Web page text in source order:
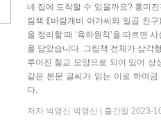
네 집에 도착할 수 있을까요? 흥미
림책 ⟪바람개비 아가씨와 일곱 친
을 정리할 때 ‘육하원칙’을 따르면
을 담았습니다. 그림책 전체가 삼각
루어진 칠교 모양으로 되어 있어 상
같은 본문 글씨가 읽는 이로 하여
다.
저자 박영신 박영신 | 출간일 2023-